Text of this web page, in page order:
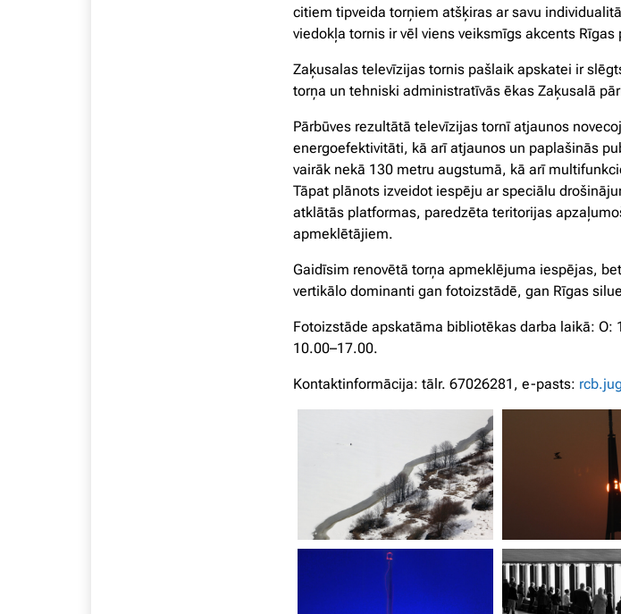
citiem tipveida torņiem atšķiras ar savu
viedokļa tornis ir vēl viens veiksmīgs akcents
Zaķusalas televīzijas tornis pašlaik apskatei ir
torņa un tehniski administratīvās ēkas Zaķusalā
Pārbūves rezultātā televīzijas tornī atjaunos
energoefektivitāti, kā arī atjaunos un paplašinās
vairāk nekā 130 metru augstumā, kā arī
Tāpat plānots izveidot iespēju ar speciālu
atklātās platformas, paredzēta teritorijas
apmeklētājiem.
Gaidīsim renovētā torņa apmeklējuma iespējas,
vertikālo dominanti gan fotoizstādē, gan Rīgas
Fotoizstāde apskatāma bibliotēkas darba laikā: O:
10.00–17.00.
Kontaktinformācija: tālr. 67026281, e-pasts: